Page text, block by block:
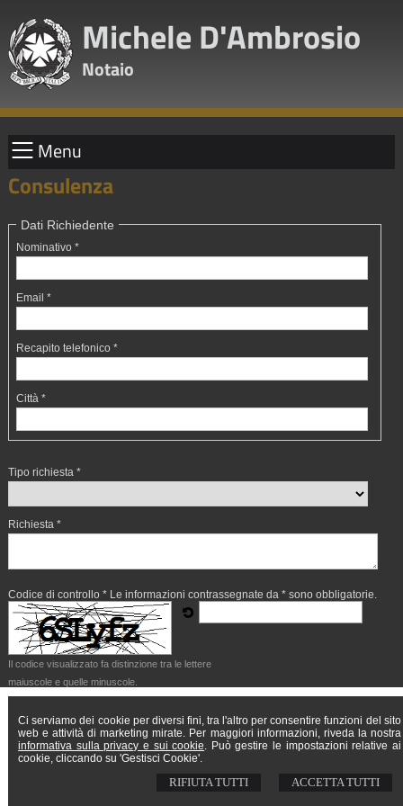
Ci serviamo dei cookie per diversi fini, tra l'altro per consentire funzioni del sito
web e attività di marketing mirate. Per maggiori informazioni, riveda la nostra
informativa sulla privacy e sui cookie. Può gestire le impostazioni relative ai
cookie, cliccando su 'Gestisci Cookie'.
ACCETTA TUTTI
RIFIUTA TUTTI
Michele D'Ambrosio
Notaio
Menu
Consulenza
Dati Richiedente
Nominativo *
Email *
Recapito telefonico *
Città *
Tipo richiesta *
Richiesta *
Codice di controllo *
Il codice visualizzato fa distinzione tra le lettere
maiuscole e quelle minuscole.
Le informazioni contrassegnate da * sono obbligatorie.
Acconsento
Non acconsento